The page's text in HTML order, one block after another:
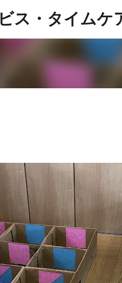
ス
ス・タイムケ